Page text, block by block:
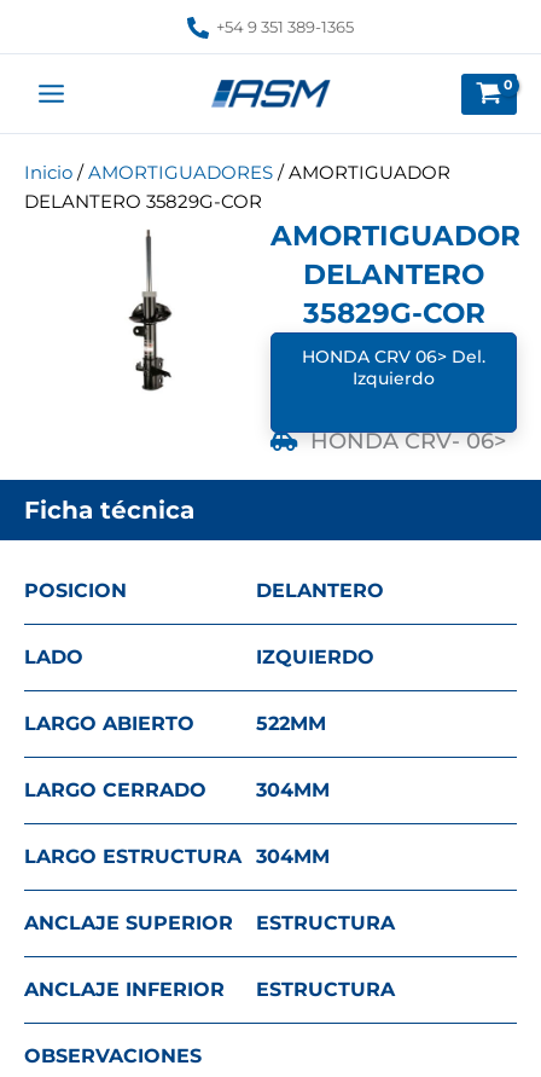
+54 9 351 389-1365
Inicio /AMORTIGUADORES / AMORTIGUADOR
DELANTERO 35829G-COR
AMORTIGUADOR
DELANTERO
35829G-COR
HONDA CRV 06> Del.
Izquierdo
HONDA CRV- 06>
Ficha técnica
POSICION DELANTERO
LADO IZQUIERDO
LARGO ABIERTO 522MM
LARGO CERRADO 304MM
LARGO ESTRUCTURA 304MM
ANCLAJE SUPERIOR ESTRUCTURA
ANCLAJE INFERIOR ESTRUCTURA
OBSERVACIONES